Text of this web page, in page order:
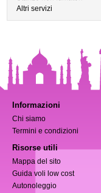
Altri servizi
Informazioni
Chi siamo
Termini e condizioni
Risorse utili
Mappa del sito
Guida voli low cost
Autonoleggio